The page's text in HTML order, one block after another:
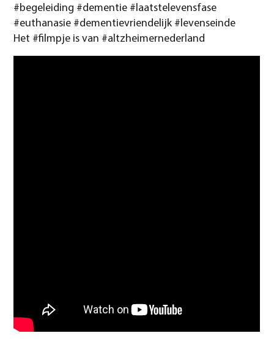
#begeleiding #dementie #laatstelevensfase
#euthanasie #dementievriendelijk #levenseinde
Het #filmpje is van #altzheimernederland